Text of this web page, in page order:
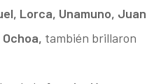
Lorca, Unamuno, Juan
también brillaron